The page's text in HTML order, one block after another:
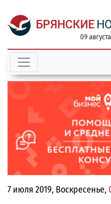
БРЯНСКИЕ
09
7 июля 2019, Воскресенье,